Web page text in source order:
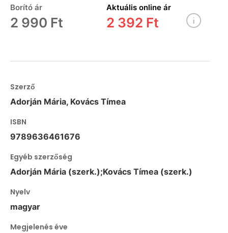
Borító ár
2 990 Ft
Aktuális online ár
2 392 Ft
Szerző
Adorján Mária, Kovács Tímea
ISBN
9789636461676
Egyéb szerzőség
Adorján Mária (szerk.);Kovács Tímea (szerk.)
Nyelv
magyar
Megjelenés éve